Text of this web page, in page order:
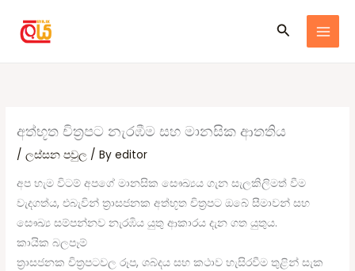
content
Search
අත්භූත චිත්‍රපට නැරඹීම සහ මානසික ආතතිය
/ලස්සන පවුල / Byeditor
අප හැම විටම් අපගේ මානසික සෞඛ්‍යය ගැන සැලකිලිමත් වීම
වැදගත්ය, එබැවින් ත්‍රාසජනක අත්භූත චිත්‍රපට ඔබේ සීමාවන් සහ
සෞඛ්‍ය සම්පන්නව නැරඹිය යුතු ආකාරය දැන ගත යුතුය.
කායික බලපෑම්
ත්‍රාසජනක චිත්‍රපටවල රූප, ශබ්දය සහ කථාව හැසිරවීම තුළින් සැක